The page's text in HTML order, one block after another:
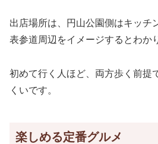
出店場所は、円山公園側はキッチ
表参道周辺をイメージするとわか
初めて行く人ほど、両方歩く前提
くいです。
楽しめる定番グルメ